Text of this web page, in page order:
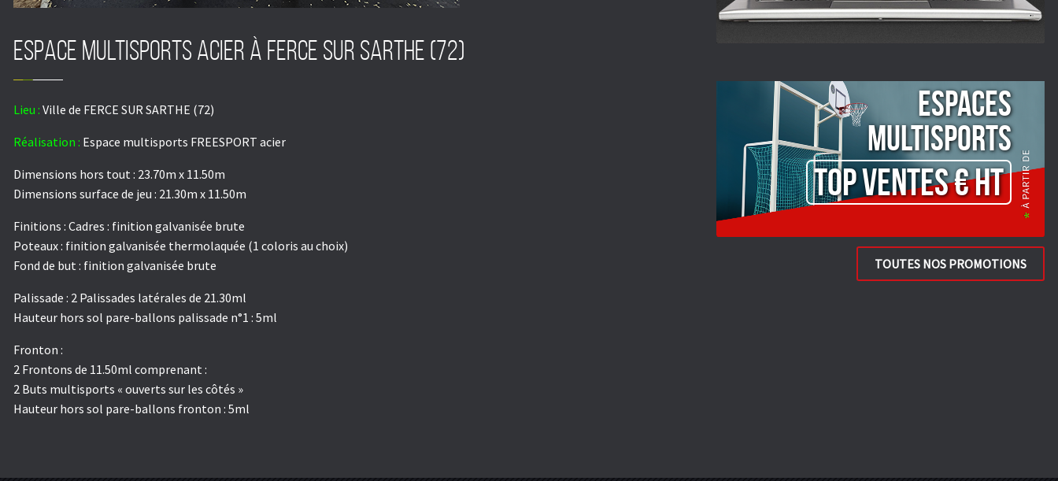
ESPACE MULTISPORTS ACIER à FERCE SUR SARTHE (72)
Lieu : Ville de FERCE SUR SARTHE (72)
Réalisation : Espace multisports FREESPORT acier
Dimensions hors tout : 23.70m x 11.50m
Dimensions surface de jeu : 21.30m x 11.50m
Finitions : Cadres : finition galvanisée brute
Poteaux : finition galvanisée thermolaquée (1 coloris au choix)
Fond de but : finition galvanisée brute
Palissade : 2 Palissades latérales de 21.30ml
Hauteur hors sol pare-ballons palissade n°1 : 5ml
Fronton :
2 Frontons de 11.50ml comprenant :
2 Buts multisports « ouverts sur les côtés »
Hauteur hors sol pare-ballons fronton : 5ml
ESPACES
Multisports
TOP VENTES € HT
TOUTES NOS PROMOTIONS